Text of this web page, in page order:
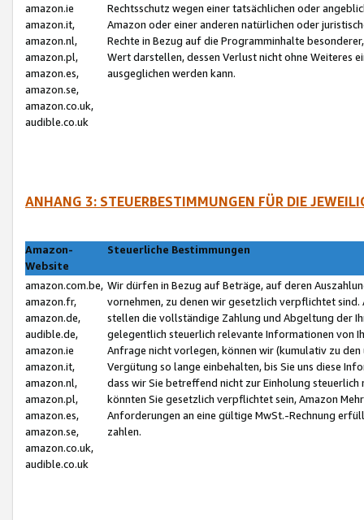
amazon.ie
amazon.it,
amazon.nl,
amazon.pl,
amazon.es,
amazon.se,
amazon.co.uk,
audible.co.uk
Rechtsschutz wegen einer tatsächlichen oder
Amazon oder einer anderen natürlichen oder
Rechte in Bezug auf die Programminhalte
Wert darstellen, dessen Verlust nicht ohne Weiteres
ausgeglichen werden kann.
ANHANG 3: STEUERBESTIMMUNGEN FÜR DIE
Amazon-
Website
Steuerliche Bestimmungen
amazon.com.be,
amazon.fr,
amazon.de,
audible.de,
amazon.ie
amazon.it,
amazon.nl,
amazon.pl,
amazon.es,
amazon.se,
amazon.co.uk,
audible.co.uk
Wir dürfen in Bezug auf Beträge, auf deren
vornehmen, zu denen wir gesetzlich verpflichtet
stellen die vollständige Zahlung und Abgeltung der
gelegentlich steuerlich relevante Informationen von
Anfrage nicht vorlegen, können wir (kumulativ zu
Vergütung so lange einbehalten, bis Sie uns diese
dass wir Sie betreffend nicht zur Einholung
könnten Sie gesetzlich verpflichtet sein, Amazon
Anforderungen an eine gültige MwSt.-Rechnung
zahlen.